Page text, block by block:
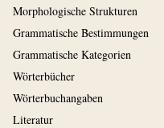
Morphologische Strukturen
Grammatische Bestimmungen
Grammatische Kategorien
Wörterbücher
Wörterbuchangaben
Literatur